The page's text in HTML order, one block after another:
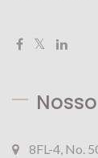
8FL-4, No.